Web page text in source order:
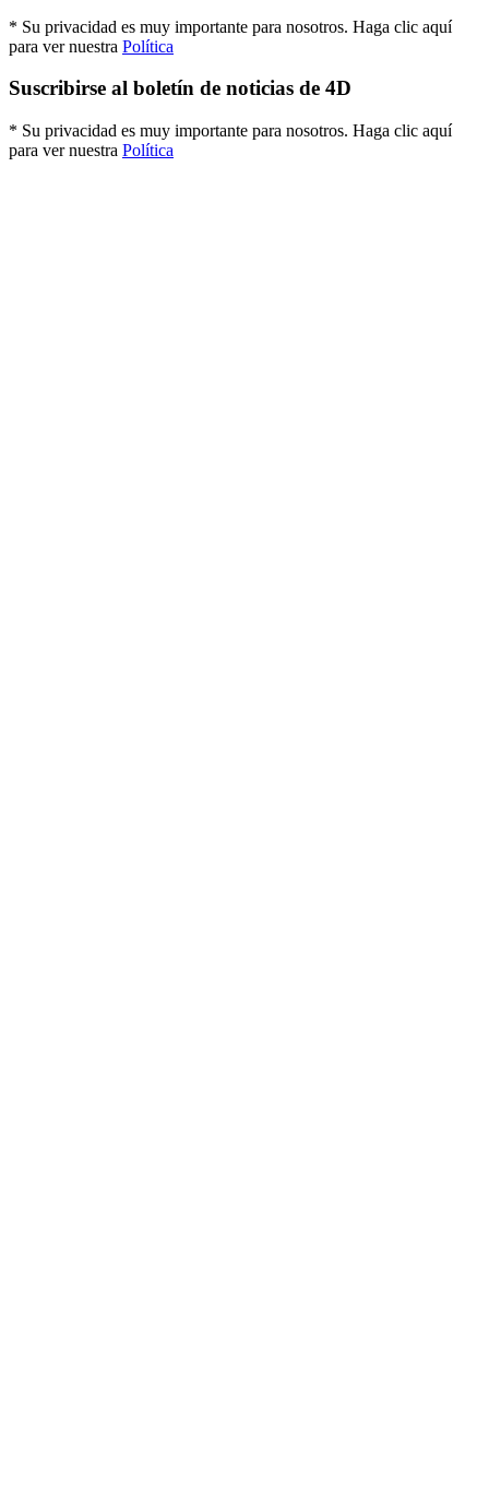
* Su privacidad es muy importante para nosotros. Haga clic aquí
para ver nuestra Política
Suscribirse al boletín de noticias de 4D
* Su privacidad es muy importante para nosotros. Haga clic aquí
para ver nuestra Política